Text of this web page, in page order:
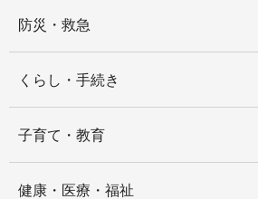
防災・救急
くらし・手続き
子育て・教育
健康・医療・福祉